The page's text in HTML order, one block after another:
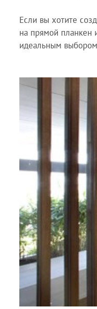
Если вы хотите
на прямой планкен
идеальным